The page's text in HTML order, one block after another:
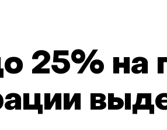
25% на